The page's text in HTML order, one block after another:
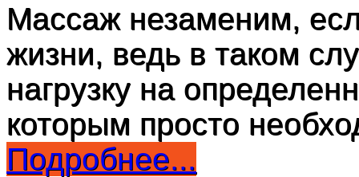
Массаж незаменим,
жизни, ведь в таком
нагрузку на
которым просто
Подробнее...